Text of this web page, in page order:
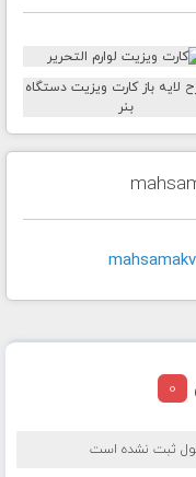
0
ثبت نشده است